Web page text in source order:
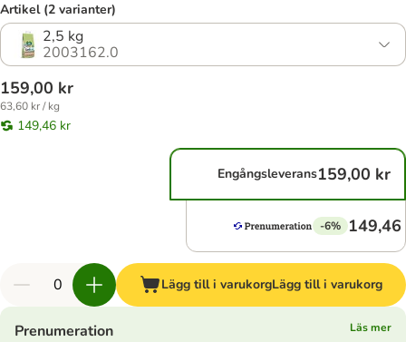
Artikel (2 varianter)
2,5 kg
2003162.0
159,00 kr
63,60 kr / kg
149,46 kr
Engångsleverans159,00 kr
-6% 149,46
Lägg till i varukorgLägg till i varukorg
Prenumeration
Läs mer